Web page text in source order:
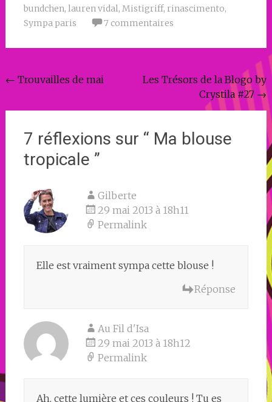
bundchen, lauren vidal, Mistigriff, rinascimento,
Sympa paris
7 commentaires
Navigation
← Trouvailles de mai
Les Trésors de la Blogo by
Crystila #27 →
7 réflexions sur “ Ma blouse
tropicale ”
Gilberte
29 mai 2013 à 18h11
Permalink
Elle est vraiment sympa cette blouse !
Réponse
Au Fil d'Isa
29 mai 2013 à 18h12
Permalink
Ah, cette lumière et ces couleurs ! Tu es